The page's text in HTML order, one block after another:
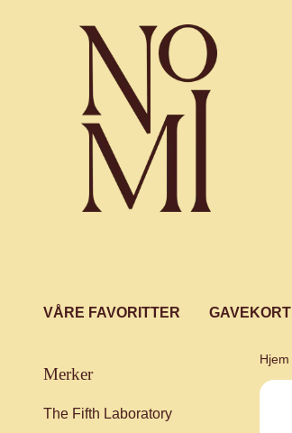
VÅRE FAVORITTER GAVEKORT
merker
The Fifth Laboratory
Hjem